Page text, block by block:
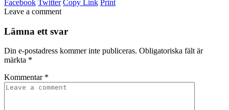
Facebook Twitter Copy Link Print
Leave a comment
Lämna ett svar
Din e-postadress kommer inte publiceras. Obligatoriska fält är
märkta *
Kommentar *